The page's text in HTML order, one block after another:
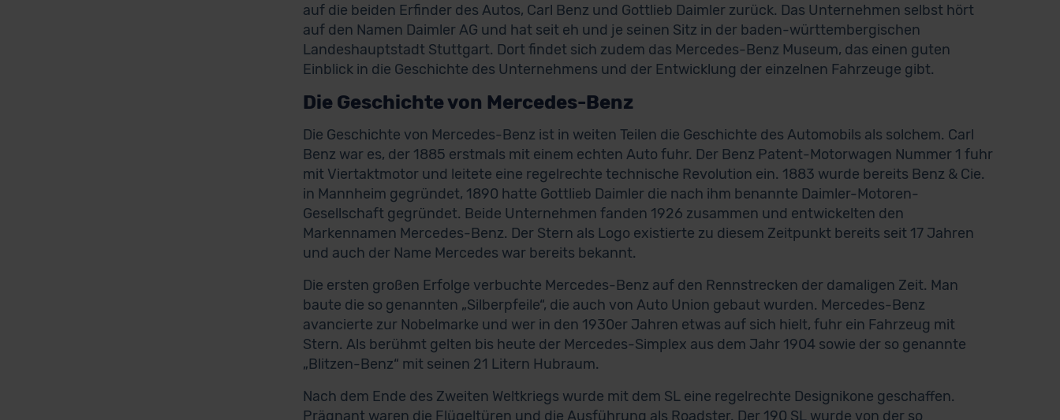
auf die beiden Erfinder des Autos, Carl Benz und Gottlieb Daimler zurück. Das Unternehmen selbst hört
auf den Namen Daimler AG und hat seit eh und je seinen Sitz in der baden-württembergischen
Landeshauptstadt Stuttgart. Dort findet sich zudem das Mercedes-Benz Museum, das einen guten
Einblick in die Geschichte des Unternehmens und der Entwicklung der einzelnen Fahrzeuge gibt.
Die Geschichte von Mercedes-Benz
Die Geschichte von Mercedes-Benz ist in weiten Teilen die Geschichte des Automobils als solchem. Carl
Benz war es, der 1885 erstmals mit einem echten Auto fuhr. Der Benz Patent-Motorwagen Nummer 1 fuhr
mit Viertaktmotor und leitete eine regelrechte technische Revolution ein. 1883 wurde bereits Benz & Cie.
in Mannheim gegründet, 1890 hatte Gottlieb Daimler die nach ihm benannte Daimler-Motoren-
Gesellschaft gegründet. Beide Unternehmen fanden 1926 zusammen und entwickelten den
Markennamen Mercedes-Benz. Der Stern als Logo existierte zu diesem Zeitpunkt bereits seit 17 Jahren
und auch der Name Mercedes war bereits bekannt.
Die ersten großen Erfolge verbuchte Mercedes-Benz auf den Rennstrecken der damaligen Zeit. Man
baute die so genannten „Silberpfeile“, die auch von Auto Union gebaut wurden. Mercedes-Benz
avancierte zur Nobelmarke und wer in den 1930er Jahren etwas auf sich hielt, fuhr ein Fahrzeug mit
Stern. Als berühmt gelten bis heute der Mercedes-Simplex aus dem Jahr 1904 sowie der so genannte
„Blitzen-Benz“ mit seinen 21 Litern Hubraum.
Nach dem Ende des Zweiten Weltkriegs wurde mit dem SL eine regelrechte Designikone geschaffen.
Prägnant waren die Flügeltüren und die Ausführung als Roadster. Der 190 SL wurde von der so